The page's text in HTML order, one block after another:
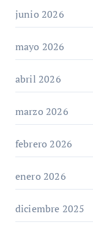
junio 2026
mayo 2026
abril 2026
marzo 2026
febrero 2026
enero 2026
diciembre 2025